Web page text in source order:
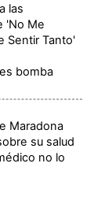
las
'No Me
Sentir Tanto'
bomba
Maradona
su salud
no lo